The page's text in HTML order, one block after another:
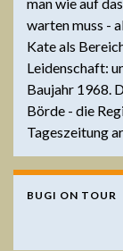
warten muss -
Kate als
Leidenschaft:
Baujahr 1968.
Börde - die
Tageszeitung
BUGI ON TOUR